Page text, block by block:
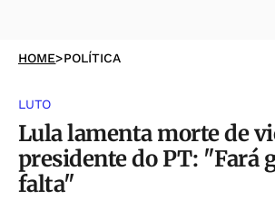
HOME>POLÍTICA
LUTO
Lula lamenta morte de
presidente do PT: "Fará
falta"